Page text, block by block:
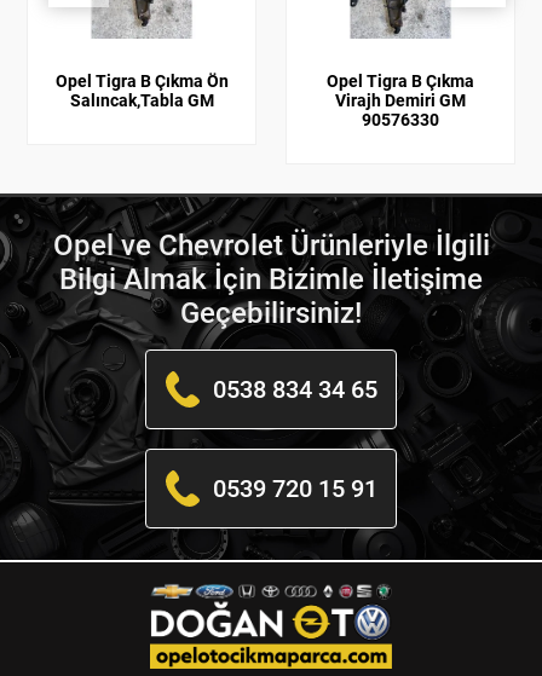
Opel Tigra B Çıkma Ön
Salıncak,Tabla GM
Opel Tigra B Çıkma
Virajh Demiri GM
90576330
Opel ve Chevrolet Ürünleriyle İlgili
Bilgi Almak İçin Bizimle İletişime
Geçebilirsiniz!
0538 834 34 65
0539 720 15 91